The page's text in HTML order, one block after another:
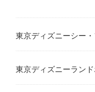
東京ディズニーシー
東京ディズニーラン